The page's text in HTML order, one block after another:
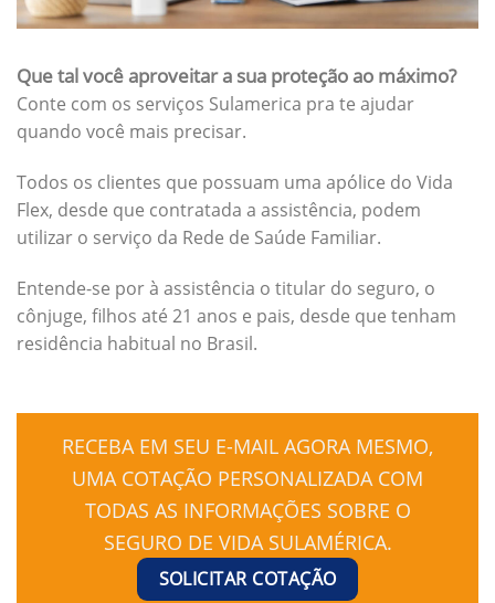
Que tal você aproveitar a sua proteção ao máximo?
Conte com os serviços Sulamerica pra te ajudar
quando você mais precisar.
Todos os clientes que possuam uma apólice do Vida
Flex, desde que contratada a assistência, podem
utilizar o serviço da Rede de Saúde Familiar.
Entende-se por à assistência o titular do seguro, o
cônjuge, filhos até 21 anos e pais, desde que tenham
residência habitual no Brasil.
RECEBA EM SEU E-MAIL AGORA MESMO,
UMA COTAÇÃO PERSONALIZADA COM
TODAS AS INFORMAÇÕES SOBRE O
SEGURO DE VIDA SULAMÉRICA.
SOLICITAR COTAÇÃO